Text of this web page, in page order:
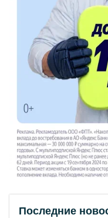
Последние